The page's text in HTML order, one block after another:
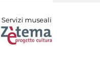
Servizi museali